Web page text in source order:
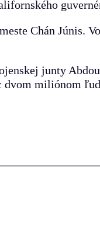
Chán Júnis.
junty
dvom miliónom